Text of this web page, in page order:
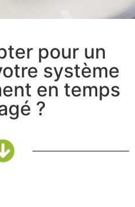
pour un
système
en temps
?